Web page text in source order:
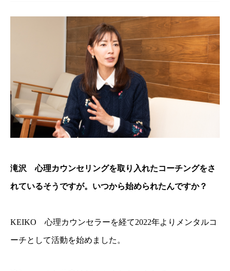
滝沢 心理カウンセリングを取り入れたコーチングをさ
れているそうですが。いつから始められたんですか？
KEIKO 心理カウンセラーを経て2022年よりメンタルコ
ーチとして活動を始めました。